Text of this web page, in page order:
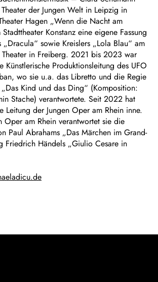
der Jungen Welt in Leipzig in
Hagen „Wenn die Nacht am
Konstanz eine eigene Fassung
„Dracula“ sowie Kreislers „Lola Blau“ am
Theater in Freiberg. 2021 bis 2023 war
Künstlerische Produktionsleitung des UFO
wo sie u.a. das Libretto und die Regie
Kind und das Ding“ (Komposition:
Stache) verantwortete. Seit 2022 hat
Leitung der Jungen Oper am Rhein inne.
Oper am Rhein verantwortet sie die
Paul Abrahams „Das Märchen im Grand-
Friedrich Händels „Giulio Cesare in